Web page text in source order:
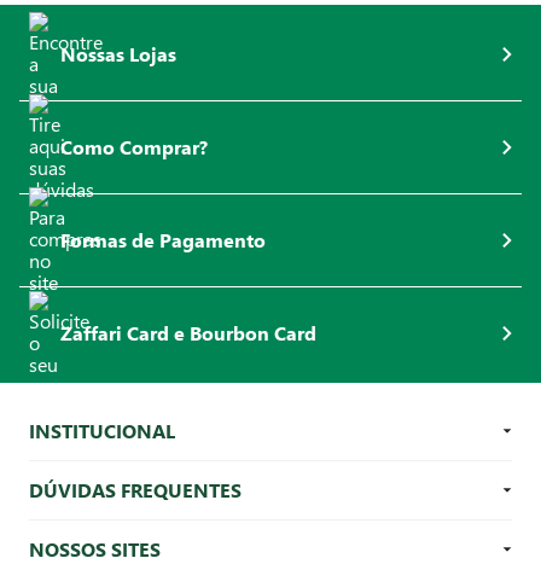
Nossas Lojas
Como Comprar?
Formas de Pagamento
Zaffari Card e Bourbon Card
INSTITUCIONAL
DÚVIDAS FREQUENTES
NOSSOS SITES